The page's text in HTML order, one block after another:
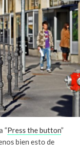
“Press the button”
bien esto de